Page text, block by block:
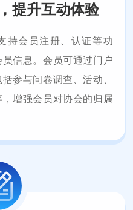
提升互动体验
持会员注册、认证等功
信息。会员可通过门户
参与问卷调查、活动、
增强会员对协会的归属